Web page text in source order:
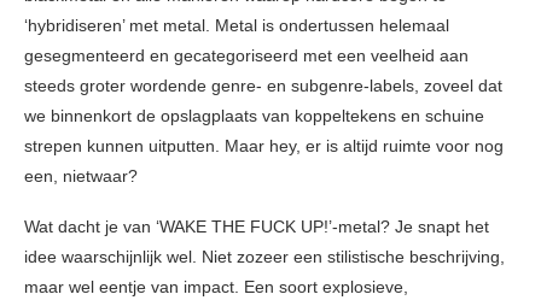
‘hybridiseren’ met metal. Metal is ondertussen helemaal
gesegmenteerd en gecategoriseerd met een veelheid aan
steeds groter wordende genre- en subgenre-labels, zoveel dat
we binnenkort de opslagplaats van koppeltekens en schuine
strepen kunnen uitputten. Maar hey, er is altijd ruimte voor nog
een, nietwaar?
Wat dacht je van ‘WAKE THE FUCK UP!’-metal? Je snapt het
idee waarschijnlijk wel. Niet zozeer een stilistische beschrijving,
maar wel eentje van impact. Een soort explosieve,